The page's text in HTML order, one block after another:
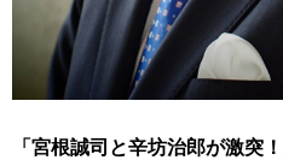
「宮根誠司と辛坊治郎が激